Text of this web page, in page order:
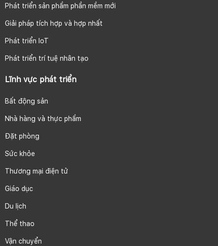
Phát triển sản phẩm phần mềm mới
Giải pháp tích hợp và hợp nhất
Phát triển IoT
Phát triển trí tuệ nhân tạo
Lĩnh vực phát triển
Bất động sản
Nhà hàng và thực phẩm
Đặt phòng
Sức khỏe
Thương mại điện tử
Giáo dục
Du lịch
Thể thao
Vận chuyển